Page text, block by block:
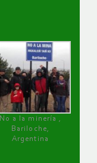
No a la minería ,
Bariloche,
Argentina